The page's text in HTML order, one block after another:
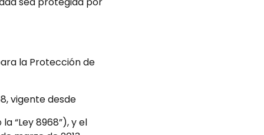
la Protección de
vigente desde
“Ley 8968”), y el